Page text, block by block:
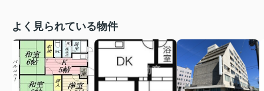
よく見られている物件